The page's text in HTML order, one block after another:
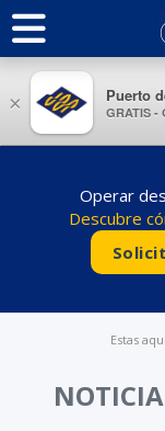
Operar
Descubre
Estas
× Puerto
GRATIS -